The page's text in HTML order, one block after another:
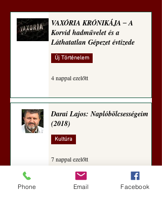
VAXÓRIA KRÓNIKÁJA ‒ A
Korvid hadművelet és a
Láthatatlan Gépezet évtizede
Új Történelem
4 nappal ezelőtt
Darai Lajos: Naplóbölcsességeim
(2018)
Kultúra
7 nappal ezelőtt
Phone Email Facebook